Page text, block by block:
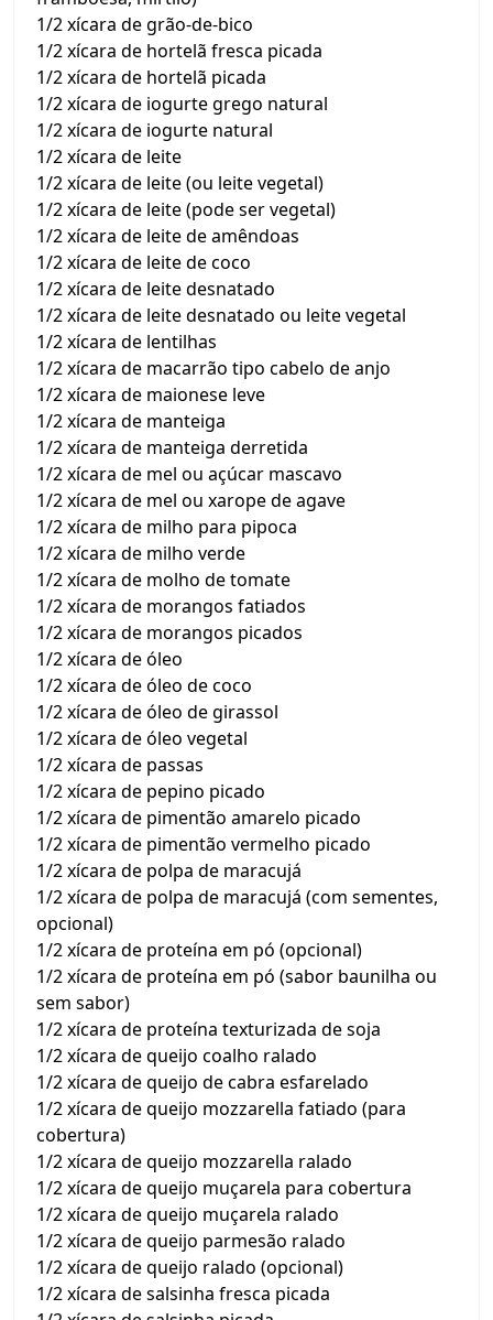
1/2 xícara de grão-de-bico
1/2 xícara de hortelã fresca picada
1/2 xícara de hortelã picada
1/2 xícara de iogurte grego natural
1/2 xícara de iogurte natural
1/2 xícara de leite
1/2 xícara de leite (ou leite vegetal)
1/2 xícara de leite (pode ser vegetal)
1/2 xícara de leite de amêndoas
1/2 xícara de leite de coco
1/2 xícara de leite desnatado
1/2 xícara de leite desnatado ou leite vegetal
1/2 xícara de lentilhas
1/2 xícara de macarrão tipo cabelo de anjo
1/2 xícara de maionese leve
1/2 xícara de manteiga
1/2 xícara de manteiga derretida
1/2 xícara de mel ou açúcar mascavo
1/2 xícara de mel ou xarope de agave
1/2 xícara de milho para pipoca
1/2 xícara de milho verde
1/2 xícara de molho de tomate
1/2 xícara de morangos fatiados
1/2 xícara de morangos picados
1/2 xícara de óleo
1/2 xícara de óleo de coco
1/2 xícara de óleo de girassol
1/2 xícara de óleo vegetal
1/2 xícara de passas
1/2 xícara de pepino picado
1/2 xícara de pimentão amarelo picado
1/2 xícara de pimentão vermelho picado
1/2 xícara de polpa de maracujá
1/2 xícara de polpa de maracujá (com sementes,
opcional)
1/2 xícara de proteína em pó (opcional)
1/2 xícara de proteína em pó (sabor baunilha ou
sem sabor)
1/2 xícara de proteína texturizada de soja
1/2 xícara de queijo coalho ralado
1/2 xícara de queijo de cabra esfarelado
1/2 xícara de queijo mozzarella fatiado (para
cobertura)
1/2 xícara de queijo mozzarella ralado
1/2 xícara de queijo muçarela para cobertura
1/2 xícara de queijo muçarela ralado
1/2 xícara de queijo parmesão ralado
1/2 xícara de queijo ralado (opcional)
1/2 xícara de salsinha fresca picada